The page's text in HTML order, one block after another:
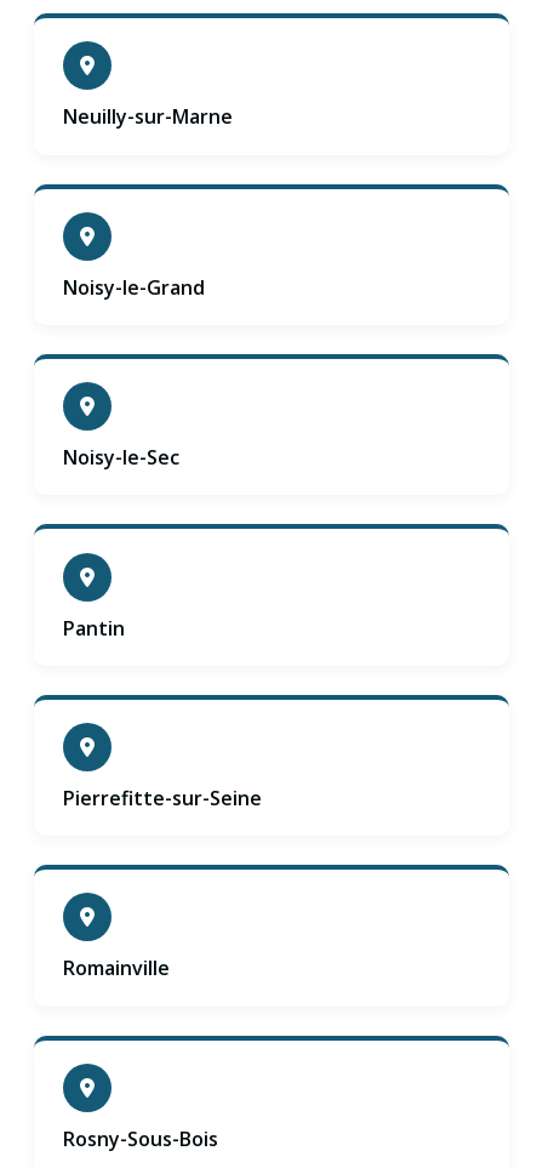
Neuilly-sur-Marne
Noisy-le-Grand
Noisy-le-Sec
Pantin
Pierrefitte-sur-Seine
Romainville
Rosny-Sous-Bois